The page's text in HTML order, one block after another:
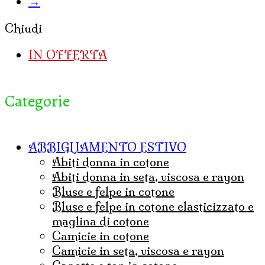
Chiudi
IN OFFERTA
Categorie
ABBIGLIAMENTO ESTIVO
abiti donna in cotone
abiti donna in seta, viscosa e rayon
bluse e felpe in cotone
bluse e felpe in cotone elasticizzato e
maglina di cotone
camicie in cotone
camicie in seta, viscosa e rayon